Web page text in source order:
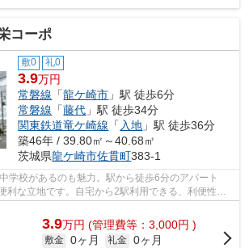
コーポ
敷0 礼0
3.9万円
常磐線 「龍ケ崎市 」駅 徒歩6分
常磐線 「藤代 」駅 徒歩34分
関東鉄道竜ケ崎線 「 入地 」駅 徒歩36分
築46年 / 39.80㎡～40.68㎡
茨城県龍ケ崎市佐貫町383-1
学校があるのも魅力。駅から徒歩6分のアパート
利な立地です。自宅から2駅利用できる、利便性の
線龍ケ崎市をよく...
3.9万円 (管理費等：3,000円 )
敷金 0ヶ月 礼金 0ヶ月